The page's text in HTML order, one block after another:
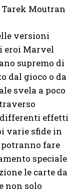
Moutran
versioni
eroi Marvel
supremo di
dal gioco o da
svela a poco
differenti effetti
varie sfide in
fare
speciale
le carte da
non solo